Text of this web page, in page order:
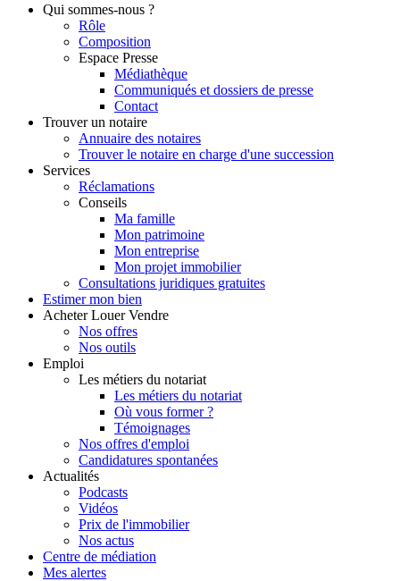
Qui sommes-nous ?
Rôle
Composition
Espace Presse
Médiathèque
Communiqués et dossiers de presse
Contact
Trouver un notaire
Annuaire des notaires
Trouver le notaire en charge d'une succession
Services
Réclamations
Conseils
Ma famille
Mon patrimoine
Mon entreprise
Mon projet immobilier
Consultations juridiques gratuites
Estimer mon bien
Acheter Louer Vendre
Nos offres
Nos outils
Emploi
Les métiers du notariat
Les métiers du notariat
Où vous former ?
Témoignages
Nos offres d'emploi
Candidatures spontanées
Actualités
Podcasts
Vidéos
Prix de l'immobilier
Nos actus
Centre de médiation
Mes alertes